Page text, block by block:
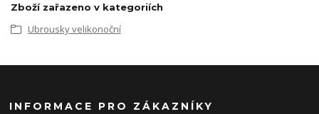
Zboží zařazeno v kategoriích
Ubrousky velikonoční
INFORMACE PRO ZÁKAZNÍKY